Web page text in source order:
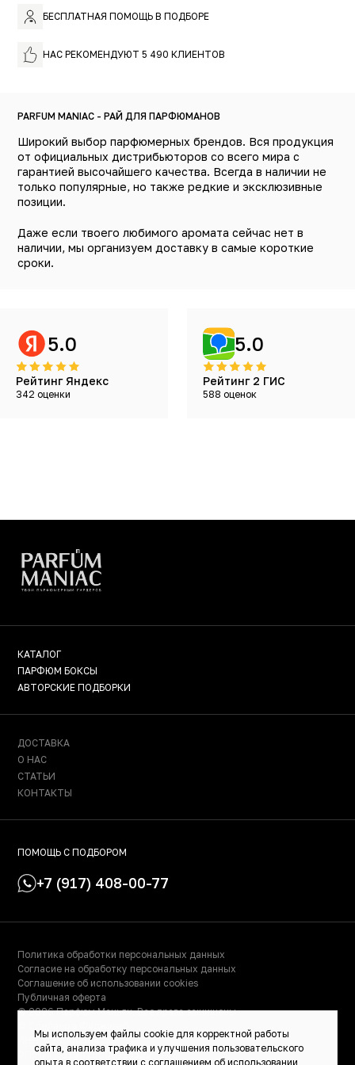
БЕСПЛАТНАЯ ПОМОЩЬ В ПОДБОРЕ
НАС РЕКОМЕНДУЮТ 5 490 КЛИЕНТОВ
PARFUM MANIAC - РАЙ ДЛЯ ПАРФЮМАНОВ
Широкий выбор парфюмерных брендов. Вся продукция
от официальных дистрибьюторов со всего мира с
гарантией высочайшего качества. Всегда в наличии не
только популярные, но также редкие и эксклюзивные
позиции.
Даже если твоего любимого аромата сейчас нет в
наличии, мы организуем доставку в самые короткие
сроки.
5.0
Рейтинг Яндекс
342 оценки
5.0
Рейтинг 2 ГИС
588 оценок
КАТАЛОГ
ПАРФЮМ БОКСЫ
АВТОРСКИЕ ПОДБОРКИ
ДОСТАВКА
О НАС
СТАТЬИ
КОНТАКТЫ
ПОМОЩЬ С ПОДБОРОМ
+7 (917) 408-00-77
Политика обработки персональных данных
Согласие на обработку персональных данных
Соглашение об использовании cookies
Публичная оферта
© 2026 Парфюм Маньяк. Все права защищены.
ИНН: 023000504158
ОГРНИП: 319028000115522
Мы используем файлы cookie для корректной работы
сайта, анализа трафика и улучшения пользовательского
опыта в соответствии с соглашением об использовании